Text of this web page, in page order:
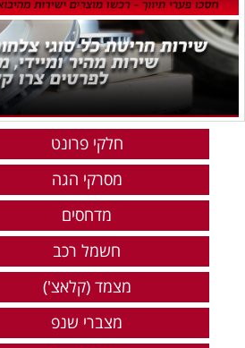
חלקי פרונט
מסרקי הגה
מדחסים
חשמל רכב
מצמד (קלאצ')
מצברי שנפ